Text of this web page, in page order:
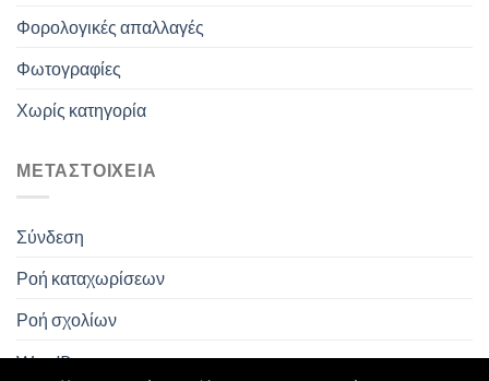
Φορολογικές απαλλαγές
Φωτογραφίες
Χωρίς κατηγορία
ΜΕΤΑΣΤΟΙΧΕΊΑ
Σύνδεση
Ροή καταχωρίσεων
Ροή σχολίων
WordPress.org